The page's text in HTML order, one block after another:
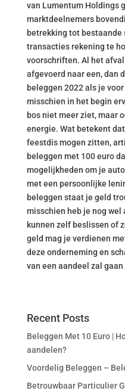
van Lumentum Holdings
marktdeelnemers
betrekking tot bestaande
transacties rekening te
voorschriften. Al het
afgevoerd naar een, dan
beleggen 2022 als je
misschien in het begin
bos niet meer ziet, maar
energie. Wat betekent
feestdis mogen zitten,
beleggen met 100 euro
mogelijkheden om je
met een persoonlijke
beleggen staat je geld
misschien heb je nog
kunnen zelf beslissen of
geld mag je verdienen
deze onderneming en
van een aandeel zal
Recent Posts
Beleggen Met 10 Euro |
aandelen?
Voordelig Beleggen –
Betrouwbaar Particulier